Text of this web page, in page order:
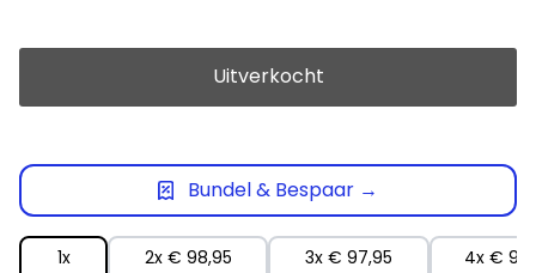
Uitverkocht
Bundel & Bespaar →
1x
2x € 98,95
3x € 97,95
4x €